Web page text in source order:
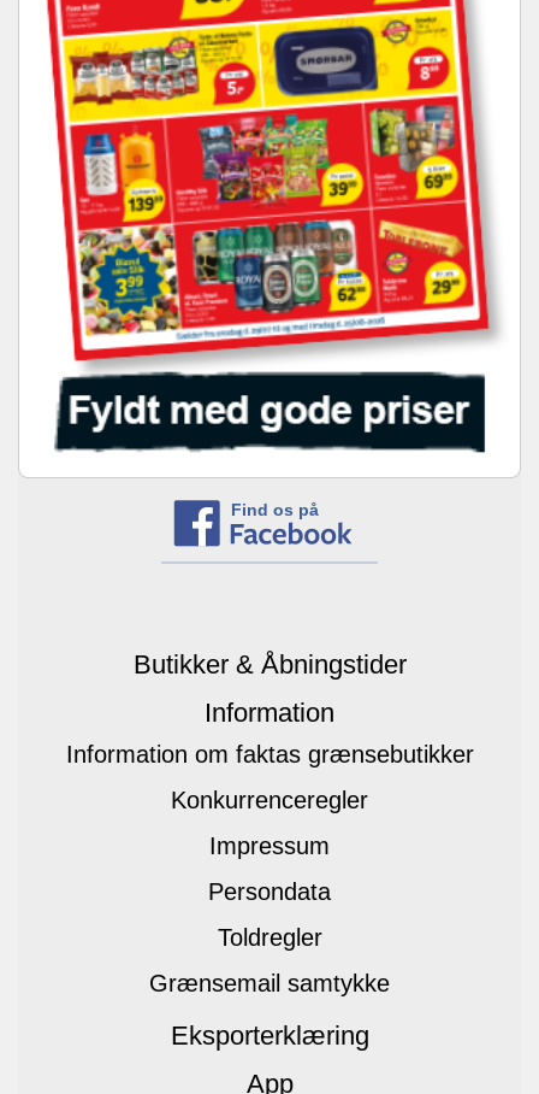
Find os på
Butikker & Åbningstider
Information
Information om faktas grænsebutikker
Konkurrenceregler
Impressum
Persondata
Toldregler
Grænsemail samtykke
Eksporterklæring
App